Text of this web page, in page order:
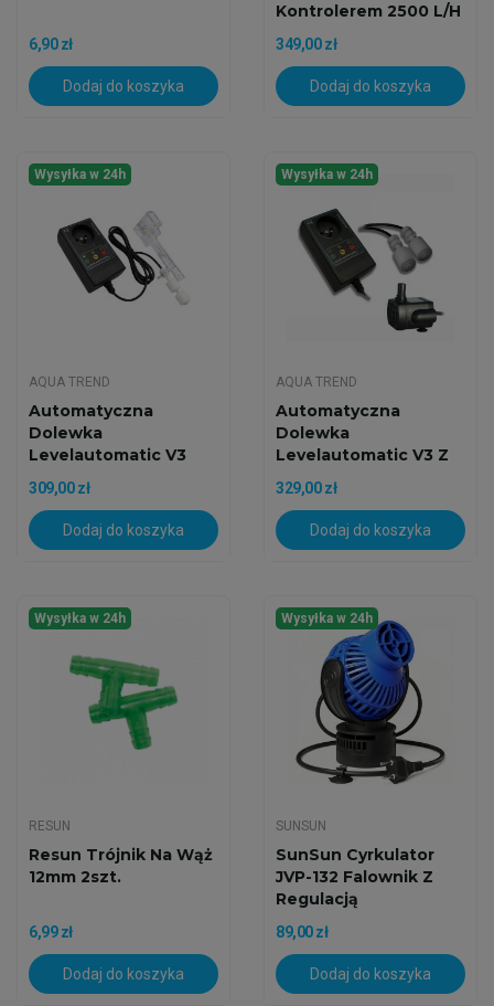
6,90 zł
Dodaj do koszyka
Kontrolerem 2500 L/h
349,00 zł
Dodaj do koszyka
Wysyłka w 24h
AQUA TREND
Automatyczna
Dolewka
Levelautomatic V3
Aqua Trend
309,00 zł
Dodaj do koszyka
Wysyłka w 24h
AQUA TREND
Automatyczna
Dolewka
Levelautomatic V3 Z
Pompą DC
329,00 zł
Dodaj do koszyka
Wysyłka w 24h
RESUN
Resun Trójnik Na Wąż
12mm 2szt.
6,99 zł
Dodaj do koszyka
Wysyłka w 24h
SUNSUN
SunSun Cyrkulator
JVP-132 Falownik Z
Regulacją
Wydajności...
89,00 zł
Dodaj do koszyka